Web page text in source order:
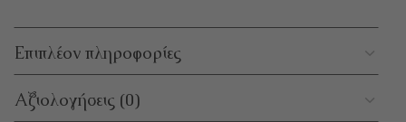
Επιπλέον πληροφορίες
Αξιολογήσεις (0)